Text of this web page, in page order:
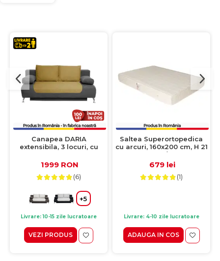
Canapea DARIA
extensibila, 3 locuri, cu
gri inchis + galben,
1999 RON
(6)
+5
Livrare: 10-15 zile lucratoare
VEZI PRODUS
Saltea Superortopedica
cu arcuri, 160x200 cm, H 21
cm, fata vara/fata iarna,
crem
679 lei
(1)
Livrare: 4-10 zile lucratoare
ADAUGA IN COS